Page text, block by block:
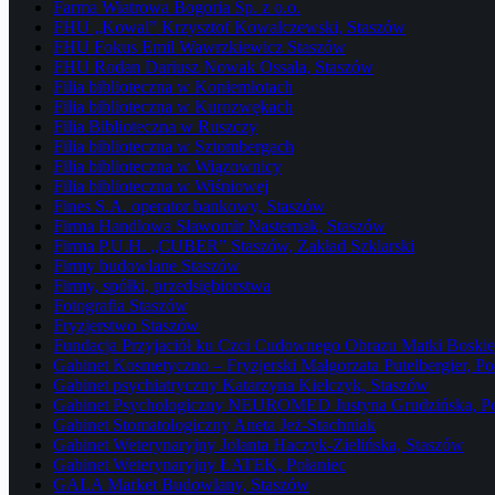
Farma Wiatrowa Bogoria Sp. z o.o.
FHU „Kowal” Krzysztof Kowalczewski, Staszów
FHU Fokus Emil Wawrzkiewicz Staszów
FHU Rodan Dariusz Nowak Ossala, Staszów
Filia biblioteczna w Koniemłotach
Filia biblioteczna w Kurozwękach
Filia Biblioteczna w Ruszczy
Filia biblioteczna w Sztombergach
Filia biblioteczna w Wiązownicy
Filia biblioteczna w Wiśniowej
Fines S.A. operator bankowy, Staszów
Firma Handlowa Sławomir Nasternak, Staszów
Firma P.U.H. „CUBER” Staszów, Zakład Szklarski
Firmy budowlane Staszów
Firmy, spółki, przedsiębiorstwa
Fotografia Staszów
Fryzjerstwo Staszów
Fundacja Przyjaciół ku Czci Cudownego Obrazu Matki
Gabinet Kosmetyczno – Fryzjerski Małgorzata Putelbergier,
Gabinet psychiatryczny Katarzyna Kielczyk, Staszów
Gabinet Psychologiczny NEUROMED Justyna Grudzińska,
Gabinet Stomatologiczny Aneta Jeż-Stachniak
Gabinet Weterynaryjny Jolanta Haczyk-Zielińska, Staszów
Gabinet Weterynaryjny ŁATEK, Połaniec
GALA Market Budowlany, Staszów